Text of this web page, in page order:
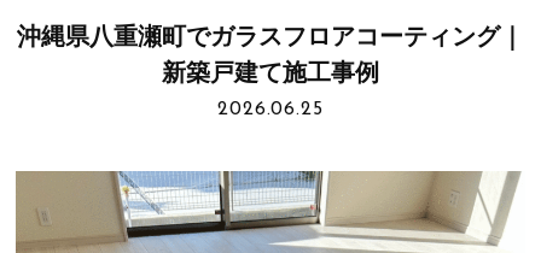
沖縄県八重瀬町でガラスフロアコーティング｜
新築戸建て施工事例
2026.06.25